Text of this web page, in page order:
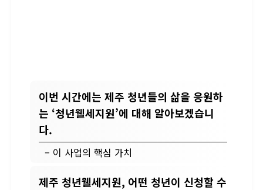
이번 시간에는 제주 청년들의 삶을 응원하
는 ‘청년웰세지원’에 대해 알아보겠습니
다.
– 이 사업의 핵심 가치
제주 청년웰세지원, 어떤 청년이 신청할 수